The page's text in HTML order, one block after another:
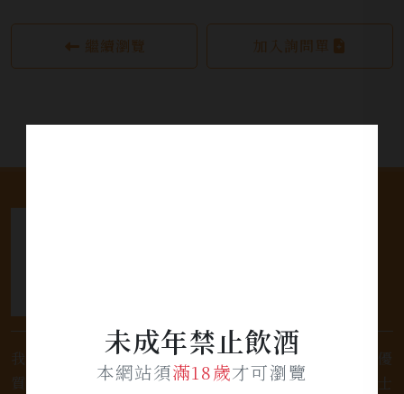
未成年禁止飲酒
本網站須滿18歲才可瀏覽
繼續瀏覽 加入詢問單
我們是專業銷售威士忌及各式酒類的店家，為您提供優
質的選擇和卓越的服務。不論您是熱愛品味經典的威士